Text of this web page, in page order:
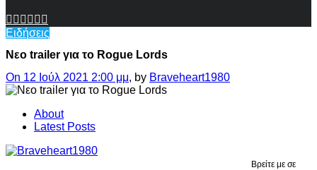
Ειδήσεις
Νεο trailer για το Rogue Lords
On 12 Ιούλ 2021 2:00 μμ, by Braveheart1980
About
Latest Posts
Βρείτε με σε